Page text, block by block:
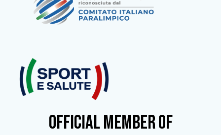
OFFICIAL MEMBER OF